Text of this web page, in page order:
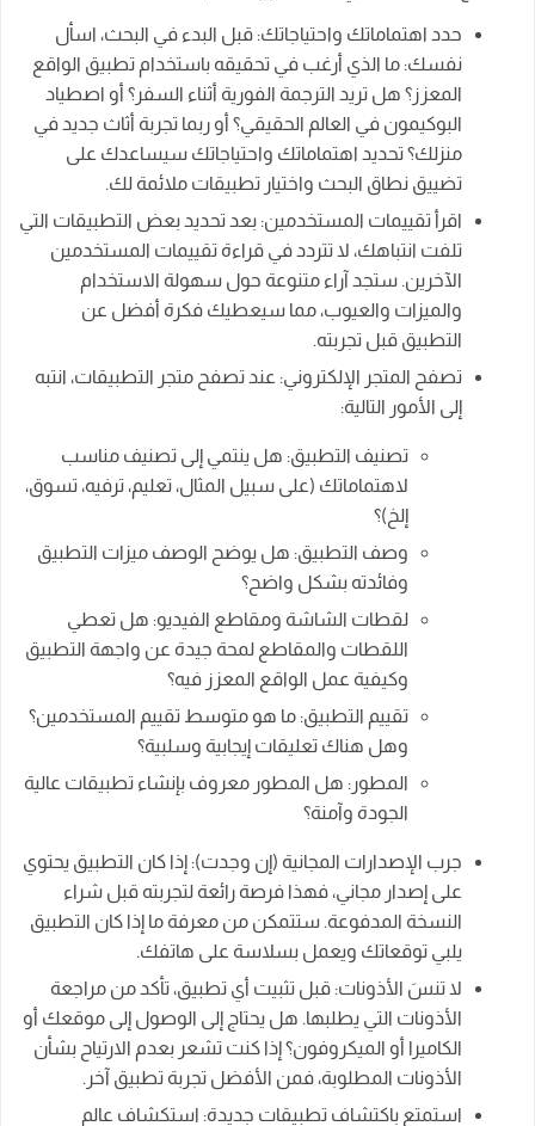
حدد اهتماماتك واحتياجاتك: قبل البدء في البحث، اسأل
نفسك: ما الذي أرغب في تحقيقه باستخدام تطبيق الواقع
المعزز؟ هل تريد الترجمة الفورية أثناء السفر؟ أو اصطياد
البوكيمون في العالم الحقيقي؟ أو ربما تجربة أثاث جديد في
منزلك؟ تحديد اهتماماتك واحتياجاتك سيساعدك على
تضييق نطاق البحث واختيار تطبيقات ملائمة لك.
اقرأ تقييمات المستخدمين: بعد تحديد بعض التطبيقات التي
تلفت انتباهك، لا تتردد في قراءة تقييمات المستخدمين
الآخرين. ستجد آراء متنوعة حول سهولة الاستخدام
والميزات والعيوب، مما سيعطيك فكرة أفضل عن
التطبيق قبل تجربته.
تصفح المتجر الإلكتروني: عند تصفح متجر التطبيقات، انتبه
إلى الأمور التالية:
تصنيف التطبيق: هل ينتمي إلى تصنيف مناسب
لاهتماماتك (على سبيل المثال، تعليم، ترفيه، تسوق،
إلخ)؟
وصف التطبيق: هل يوضح الوصف ميزات التطبيق
وفائدته بشكل واضح؟
لقطات الشاشة ومقاطع الفيديو: هل تعطي
اللقطات والمقاطع لمحة جيدة عن واجهة التطبيق
وكيفية عمل الواقع المعزز فيه؟
تقييم التطبيق: ما هو متوسط تقييم المستخدمين؟
وهل هناك تعليقات إيجابية وسلبية؟
المطور: هل المطور معروف بإنشاء تطبيقات عالية
الجودة وآمنة؟
جرب الإصدارات المجانية (إن وجدت): إذا كان التطبيق يحتوي
على إصدار مجاني، فهذا فرصة رائعة لتجربته قبل شراء
النسخة المدفوعة. ستتمكن من معرفة ما إذا كان التطبيق
يلبي توقعاتك ويعمل بسلاسة على هاتفك.
لا تنسَ الأذونات: قبل تثبيت أي تطبيق، تأكد من مراجعة
الأذونات التي يطلبها. هل يحتاج إلى الوصول إلى موقعك أو
الكاميرا أو الميكروفون؟ إذا كنت تشعر بعدم الارتياح بشأن
الأذونات المطلوبة، فمن الأفضل تجربة تطبيق آخر.
استمتع باكتشاف تطبيقات جديدة: استكشاف عالم